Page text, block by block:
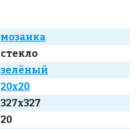
мозаика
стекло
зелёный
20x20
327x327
20